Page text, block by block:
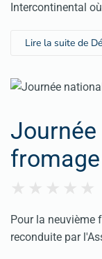
Intercontinental
Lire la suite de
Pour la neuvième
reconduite par